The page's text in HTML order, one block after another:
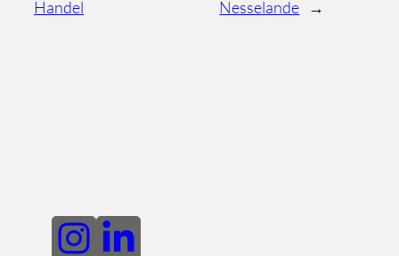
Handel
Nesselande →